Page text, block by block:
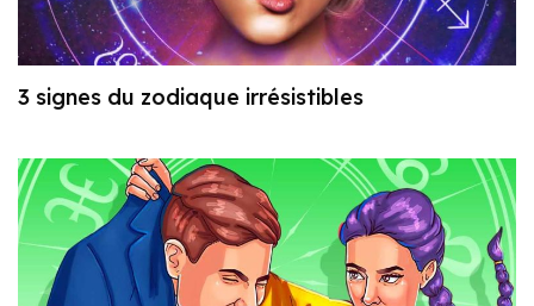
3 signes du zodiaque irrésistibles